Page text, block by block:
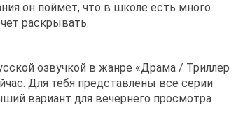
он поймет, что в школе есть много
раскрывать.
озвучкой в жанре «Драма / Триллер
Для тебя представлены все серии
вариант для вечернего просмотра